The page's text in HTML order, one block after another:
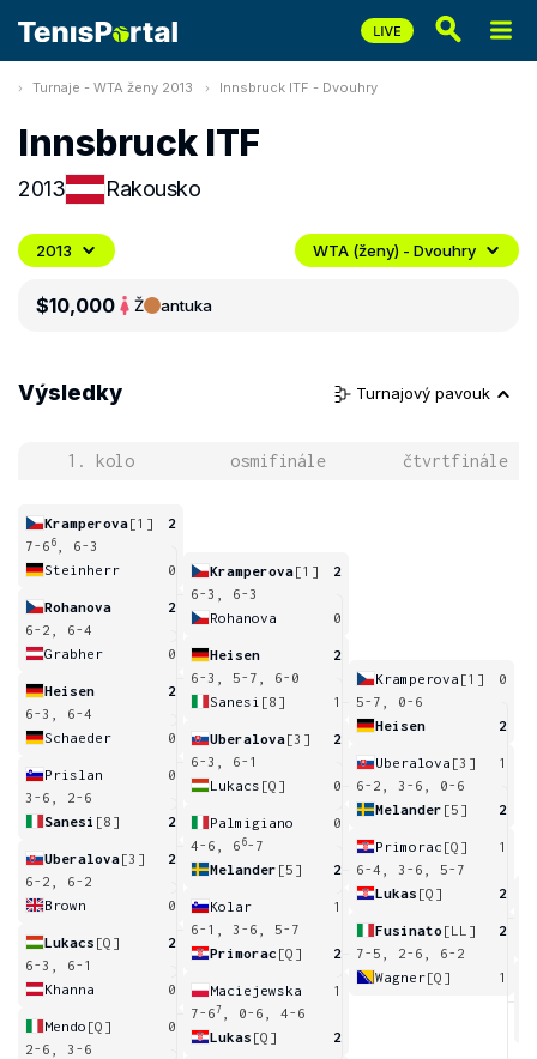
Turnaje - WTA ženy 2013 Innsbruck ITF - Dvouhry
Innsbruck ITF
2013 Rakousko
2013 WTA (ženy) - Dvouhry
$10,000 Ž antuka
Výsledky Turnajový pavouk
1. kolo osmifinále čtvrtfinále
Kramperova[1]
2
7-6 6
, 6-3
Steinherr
0
Rohanova
2
6-2, 6-4
Grabher
0
Heisen
2
6-3, 6-4
Schaeder
0
Prislan
0
3-6, 2-6
Sanesi [8] 2
Uberalova[3]
2
6-2, 6-2
Brown
0
Lukacs [Q]
2
6-3, 6-1
Khanna
0
Mendo [Q]
0
2-6, 3-6
Kramperova[1]
2
6-3, 6-3
Rohanova
0
Heisen
2
6-3, 5-7, 6-0
Sanesi [8] 1
Uberalova[3]
2
6-3, 6-1
Lukacs [Q] 0
Palmigiano
0
4-6, 6 6-7
Melander [5] 2
Kolar
1
6-1, 3-6, 5-7
Primorac [Q] 2
Maciejewska
1
7-67
, 0-6, 4-6
Lukas [Q] 2
Kramperova [1]
0
5-7, 0-6
Heisen
2
Uberalova [3]
1
6-2, 3-6, 0-6
Melander [5] 2
Primorac [Q]
1
6-4, 3-6, 5-7
Lukas [Q] 2
Fusinato [LL]
2
7-5, 2-6, 6-2
Wagner[Q] 1